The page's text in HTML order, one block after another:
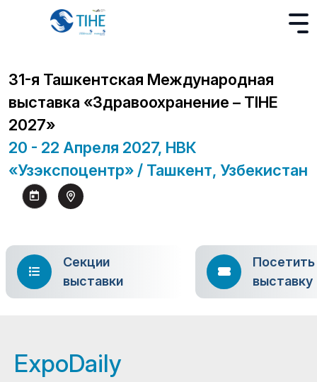
31-я Ташкентская Международная
выставка «Здравоохранение – TIHE
2027»
20 - 22 Апреля 2027, НВК
«Узэкспоцентр» / Ташкент, Узбекистан
Секции
выставки
Посетить
выставку
ExpoDaily